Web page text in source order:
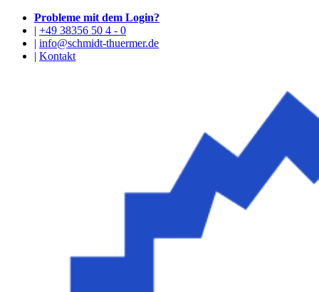
Probleme mit dem Login?
| +49 38356 50 4 - 0
| info@schmidt-thuermer.de
| Kontakt